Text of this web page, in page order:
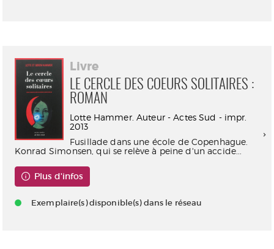
Livre
LE CERCLE DES COEURS SOLITAIRES :
ROMAN
Lotte Hammer. Auteur - Actes Sud - impr.
2013
Fusillade dans une école de Copenhague.
Konrad Simonsen, qui se relève à peine d'un accide...
Plus d'infos
Exemplaire(s) disponible(s) dans le réseau